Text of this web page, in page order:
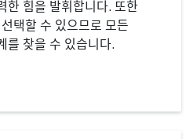
한 힘을 발휘합니다. 또한
택할 수 있으므로 모든
를 찾을 수 있습니다.